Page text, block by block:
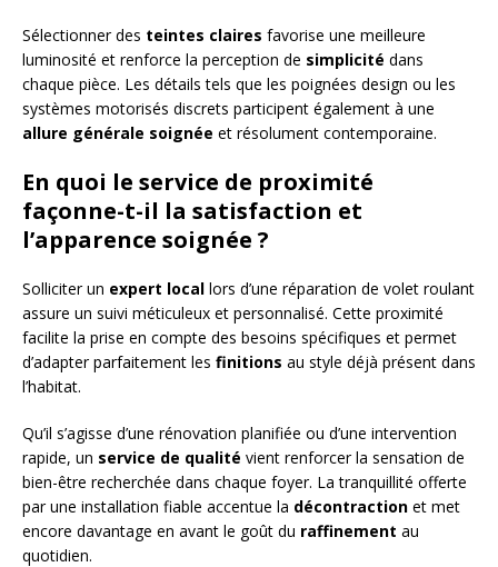
Sélectionner des teintes claires favorise une meilleure
luminosité et renforce la perception de simplicité dans
chaque pièce. Les détails tels que les poignées design ou les
systèmes motorisés discrets participent également à une
allure générale soignée et résolument contemporaine.
En quoi le service de proximité
façonne-t-il la satisfaction et
l’apparence soignée ?
Solliciter un expert local lors d’une réparation de volet roulant
assure un suivi méticuleux et personnalisé. Cette proximité
facilite la prise en compte des besoins spécifiques et permet
d’adapter parfaitement les finitions au style déjà présent dans
l’habitat.
Qu’il s’agisse d’une rénovation planifiée ou d’une intervention
rapide, un service de qualité vient renforcer la sensation de
bien-être recherchée dans chaque foyer. La tranquillité offerte
par une installation fiable accentue la décontraction et met
encore davantage en avant le goût du raffinement au
quotidien.